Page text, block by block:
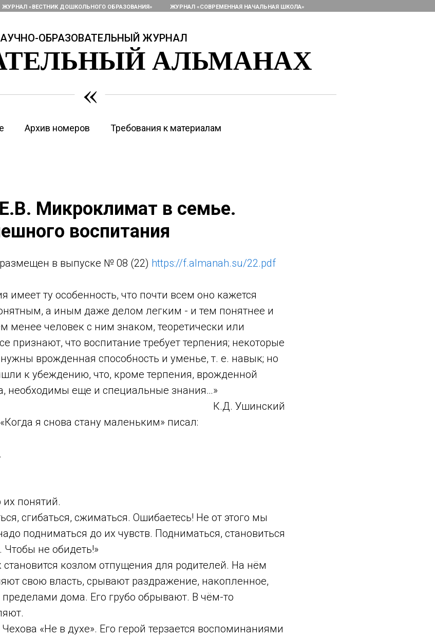
ЖУРНАЛ «ВЕСТНИК ДОШКОЛЬНОГО ОБРАЗОВАНИЯ» ЖУРНАЛ «СОВРЕМЕННАЯ НАЧАЛЬНАЯ ШКОЛА»
ОБРАЗОВАТЕЛЬНЫЙ ЖУРНАЛ
АЛЬМАНАХ
«
Архив номеров Требования к материалам
Микроклимат в семье.
воспитания
в выпуске № 08 (22) https://f.almanah.su/22.pdf
имеет ту особенность, что почти всем оно кажется
а иным даже делом легким - и тем понятнее и
менее человек с ним знаком, теоретически или
признают, что воспитание требует терпения; некоторые
врожденная способность и уменье, т. е. навык; но
к убеждению, что, кроме терпения, врожденной
необходимы еще и специальные знания…»
К.Д. Ушинский
я снова стану маленьким» писал:
понятий.
сгибаться, сжиматься. Ошибаетесь! Не от этого мы
подниматься до их чувств. Подниматься, становиться
Чтобы не обидеть!»
козлом отпущения для родителей. На нём
свою власть, срывают раздражение, накопленное,
пределами дома. Его грубо обрывают. В чём-то
«Не в духе». Его герой терзается воспоминаниями